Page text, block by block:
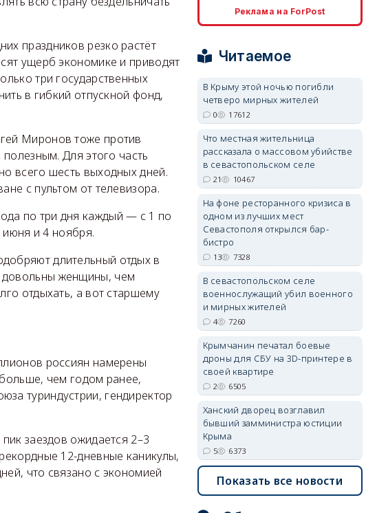
праздников резко растёт
ущерб экономике и приводят
три государственных
в гибкий отпускной фонд,
Миронов тоже против
Для этого часть
всего шесть выходных дней.
с пультом от телевизора.
по три дня каждый — с 1 по
и 4 ноября.
длительный отдых в
довольны женщины, чем
отдыхать, а вот старшему
россиян намерены
чем годом ранее,
туриндустрии, гендиректор
заездов ожидается 2–3
12-дневные каникулы,
что связано с экономией
erid: 2SDnjdvhGXG
Реклама на ForPost
Читаемое
В Крыму этой ночью погибли
четверо мирных жителей
0 17612
Что местная жительница
рассказала о массовом убийстве
в севастопольском селе
21 10467
На фоне ресторанного кризиса в
одном из лучших мест
Севастополя открылся бар-
бистро
13 7328
В севастопольском селе
военнослужащий убил военного
и мирных жителей
4 7260
Крымчанин печатал боевые
дроны для СБУ на 3D-принтере в
своей квартире
2 6505
Ханский дворец возглавил
бывший замминистра юстиции
Крыма
5 6373
Показать все новости